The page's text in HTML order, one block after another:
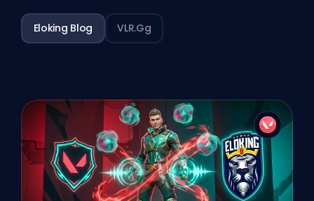
Eloking Blog VLR.gg